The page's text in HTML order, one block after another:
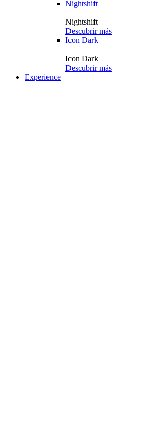
Nightshift
Nightshift
Descubrir más
Icon Dark
Icon Dark
Descubrir más
Experience